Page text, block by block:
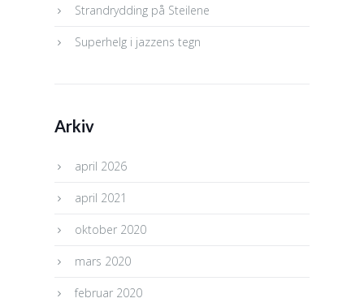
Strandrydding på Steilene
Superhelg i jazzens tegn
Arkiv
april 2026
april 2021
oktober 2020
mars 2020
februar 2020